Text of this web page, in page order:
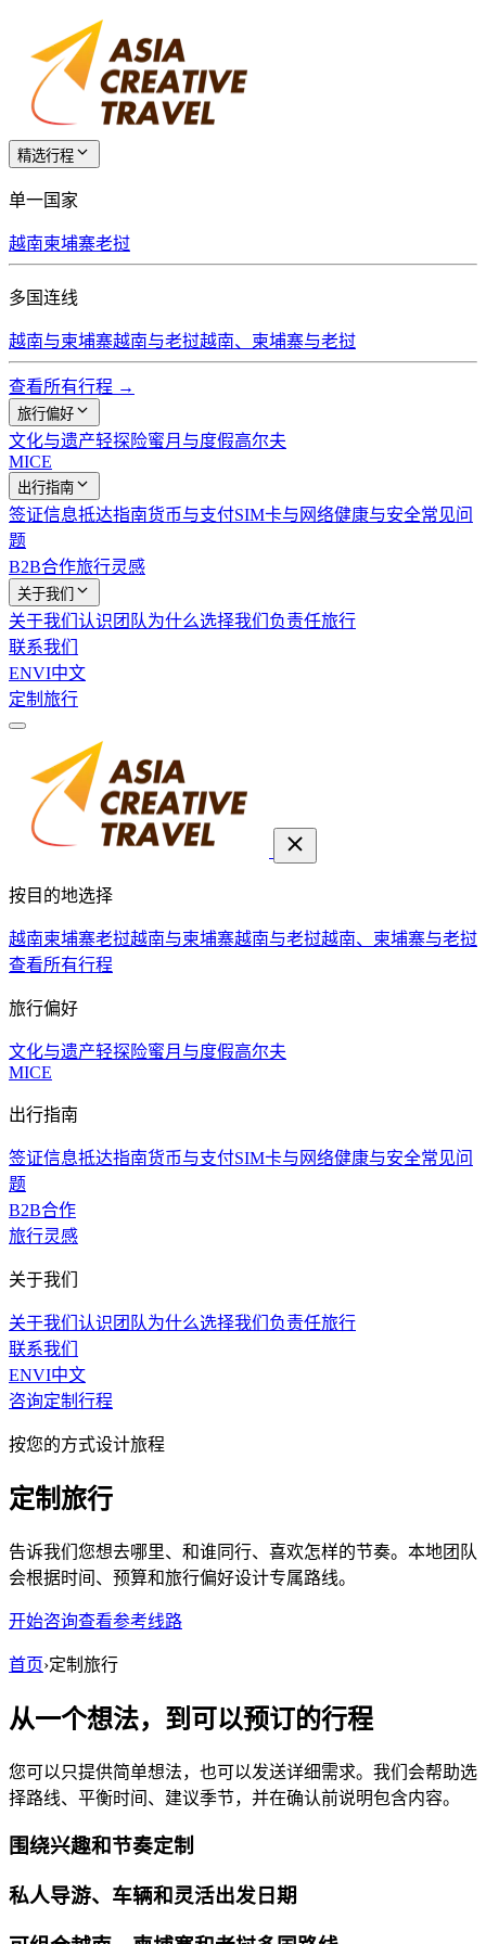
精选行程
单一国家
越南柬埔寨老挝
多国连线
越南与柬埔寨越南与老挝越南、柬埔寨与老挝
查看所有行程 →
旅行偏好
文化与遗产轻探险蜜月与度假高尔夫
MICE
出行指南
签证信息抵达指南货币与支付SIM卡与网络健康与安全常见问
题
B2B合作旅行灵感
关于我们
关于我们 认识团队为什么选择我们 负责任旅行
联系我们
ENVI中文
定制旅行
按目的地选择
越南柬埔寨老挝越南与柬埔寨越南与老挝越南、柬埔寨与老挝
查看所有行程
旅行偏好
文化与遗产轻探险蜜月与度假高尔夫
MICE
出行指南
签证信息抵达指南货币与支付SIM卡与网络健康与安全常见问
题
B2B合作
旅行灵感
关于我们
关于我们 认识团队为什么选择我们 负责任旅行
联系我们
ENVI中文
咨询定制行程
按您的方式设计旅程
定制旅行
告诉我们您想去哪里、和谁同行、喜欢怎样的节奏。本地团队
会根据时间、预算和旅行偏好设计专属路线。
开始咨询查看参考线路
首页›定制旅行
从一个想法，到可以预订的行程
您可以只提供简单想法，也可以发送详细需求。我们会帮助选
择路线、平衡时间、建议季节，并在确认前说明包含内容。
围绕兴趣和节奏定制
私人导游、车辆和灵活出发日期